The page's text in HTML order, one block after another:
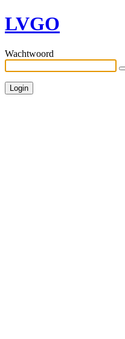
LVGO
Wachtwoord